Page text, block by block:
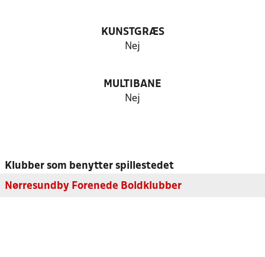
KUNSTGRÆS
Nej
MULTIBANE
Nej
Klubber som benytter spillestedet
Nørresundby Forenede Boldklubber